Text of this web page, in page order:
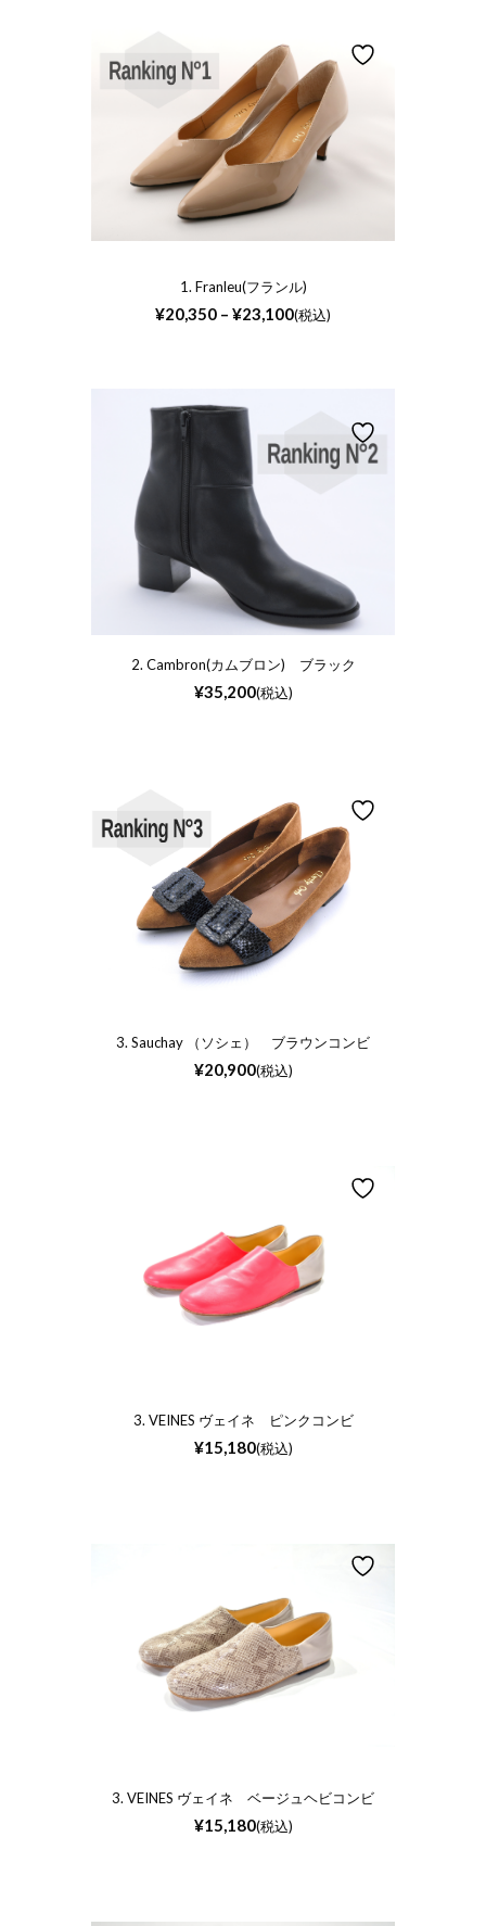
1. Franleu(フランル)
¥20,350 – ¥23,100価
–
¥23,100
(税込)
2. Cambron(カムブロン) ブラック
¥35,200(税込)
3. Sauchay （ソシェ） ブラウンコンビ
¥20,900(税込)
3. VEINES ヴェイネ ピンクコンビ
¥15,180(税込)
3. VEINES ヴェイネ ベージュヘビコンビ
¥15,180(税込)